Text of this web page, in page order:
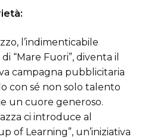
l’indimenticabile
“Mare Fuori”, diventa il
campagna pubblicitaria
con sé non solo talento
un cuore generoso.
ci introduce al
of Learning”, un’iniziativa